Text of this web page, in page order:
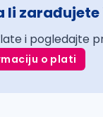
li
i pogledajte
o plati